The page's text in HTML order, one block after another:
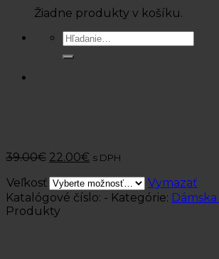
Žiadne produkty v košíku.
Hľadať:
39.00€ 22.00€ s DPH
Veľkosť
Vymazať
Katalógové číslo: - Kategórie:
Produkty